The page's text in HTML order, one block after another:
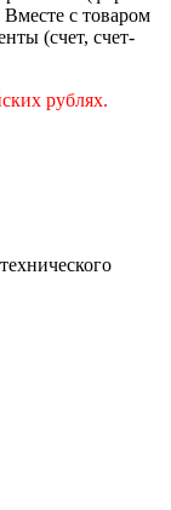
с товаром
(счет, счет-
рублях.